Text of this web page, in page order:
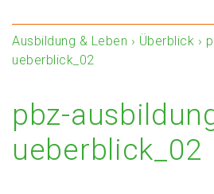
Ausbildung & Leben › Überblick ›
ueberblick_02
pbz-
ueberblick_02